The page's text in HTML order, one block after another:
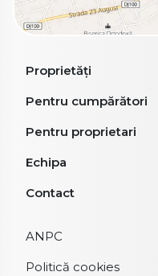
Proprietăți
Pentru cumpărători
Pentru proprietari
Echipa
Contact
ANPC
Politică cookies